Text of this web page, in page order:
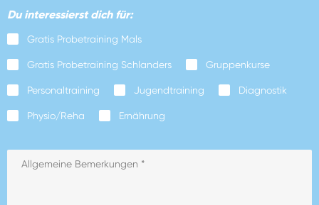
Du interessierst dich für:
Gratis Probetraining Mals
Gratis Probetraining Schlanders Gruppenkurse
Personaltraining Jugendtraining Diagnostik
Physio/Reha Ernährung